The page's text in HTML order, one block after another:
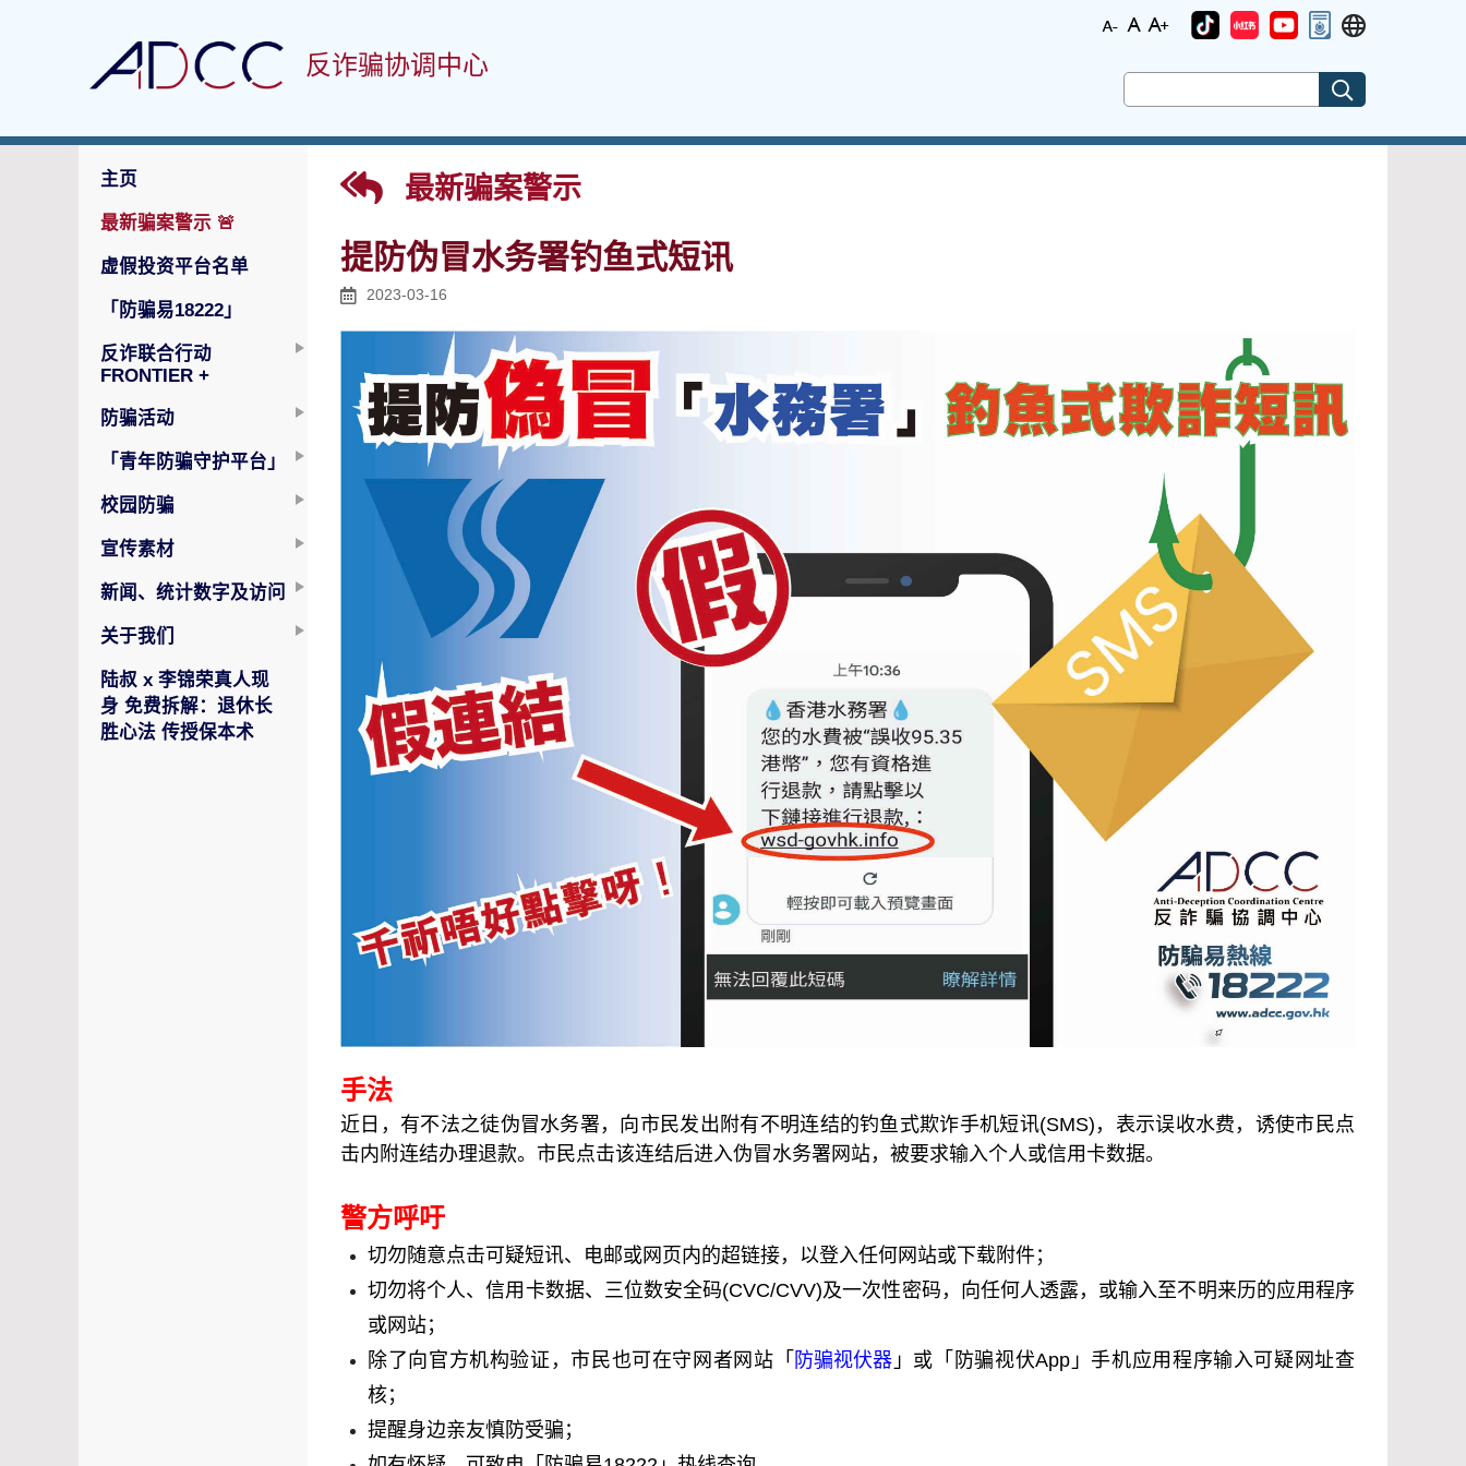
反诈骗协调中心
主页
最新骗案警示 🚨
虚假投资平台名单
「防骗易18222」
反诈联合行动
FRONTIER +
防骗活动
「青年防骗守护平台」
校园防骗
宣传素材
新闻、统计数字及访问
关于我们
陆叔 x 李锦荣真人现
身 免费拆解：退休长
胜心法 传授保本术
最新骗案警示
提防伪冒水务署钓鱼式短讯
2023-03-16
手法
近日，有不法之徒伪冒水务署，向市民发出附有不明连结的钓鱼式欺诈手机短讯(SMS)，表示误收水费，诱使市民点
击内附连结办理退款。市民点击该连结后进入伪冒水务署网站，被要求输入个人或信用卡数据。
警方呼吁
切勿随意点击可疑短讯、电邮或网页内的超链接，以登入任何网站或下载附件；
切勿将个人、信用卡数据、三位数安全码(CVC/CVV)及一次性密码，向任何人透露，或输入至不明来历的应用程序
或网站；
除了向官方机构验证，市民也可在守网者网站「 防骗视伏器 」或「防骗视伏App 」手机应用程序输入可疑网址查
核；
提醒身边亲友慎防受骗；